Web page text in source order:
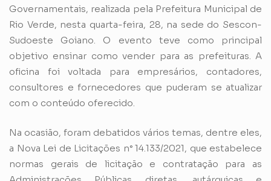
Governamentais, realizada pela Prefeitura Municipal de
Rio Verde, nesta quarta-feira, 28, na sede do Sescon-
Sudoeste Goiano. O evento teve como principal
objetivo ensinar como vender para as prefeituras. A
oficina foi voltada para empresários, contadores,
consultores e fornecedores que puderam se atualizar
com o conteúdo oferecido.
Na ocasião, foram debatidos vários temas, dentre eles,
a Nova Lei de Licitações n° 14.133/2021, que estabelece
normas gerais de licitação e contratação para as